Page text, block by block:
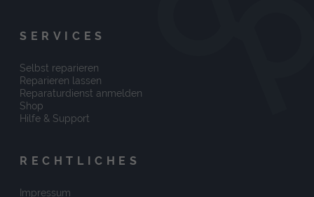
SERVICES
Selbst reparieren
Reparieren lassen
Reparaturdienst anmelden
Shop
Hilfe & Support
RECHTLICHES
Impressum